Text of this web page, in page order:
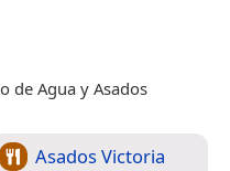
de Agua y Asados
Asados Victoria